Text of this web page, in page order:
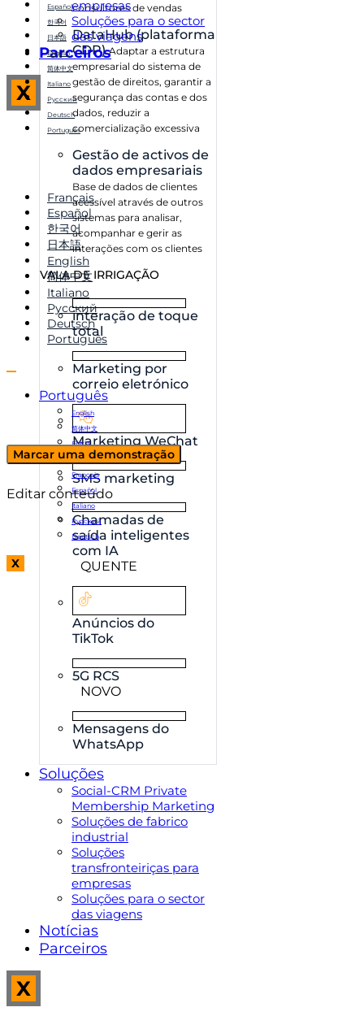
consultores de vendas
DataHub (plataforma
CDP) Adaptar a estrutura
empresarial do sistema de
gestão de direitos, garantir a
segurança das contas e dos
dados, reduzir a
comercialização excessiva
Gestão de activos de
dados empresariais
Base de dados de clientes
acessível através de outros
sistemas para analisar,
acompanhar e gerir as
interações com os clientes
VALA DE IRRIGAÇÃO
interação de toque
total
Marketing por
correio eletrónico
Marketing WeChat
SMS marketing
Chamadas de
saída inteligentes
com IA
QUENTE
Anúncios do
TikTok
5G RCS
NOVO
Mensagens do
WhatsApp
Soluções
Social-CRM Private
Membership Marketing
Soluções de fabrico
industrial
Soluções
transfronteiriças para
empresas
Soluções para o sector
das viagens
Notícias
Parceiros
X
empresas
Soluções para o sector
das viagens
Parceiros
X
Español
한국어
日本語
English
简体中文
Italiano
Русский
Deutsch
Português
Français
Español
한국어
日本語
English
简体中文
Italiano
Русский
Deutsch
Português
Português
English
简体中文
日本語
한국어
Français
Español
Italiano
Русский
Deutsch
X
Marcar uma demonstração
Editar conteúdo